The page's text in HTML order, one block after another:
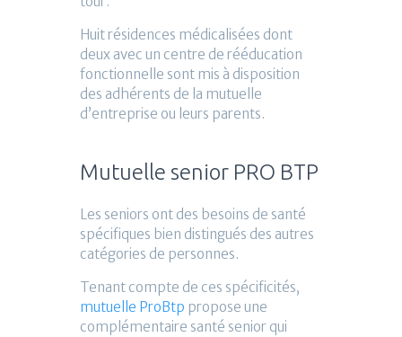
Huit résidences médicalisées dont
deux avec un centre de rééducation
fonctionnelle sont mis à disposition
des adhérents de la mutuelle
d’entreprise ou leurs parents.
Mutuelle senior PRO BTP
Les seniors ont des besoins de santé
spécifiques bien distingués des autres
catégories de personnes.
Tenant compte de ces spécificités,
mutuelle ProBtp propose une
complémentaire santé senior qui